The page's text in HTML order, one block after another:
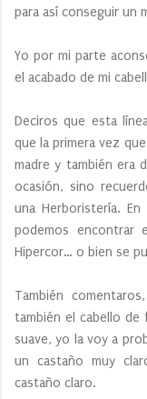
para así conseguir un
Yo por mi parte
el acabado de mi
Deciros que esta
que la primera vez
madre y también era
ocasión, sino
una Herboristería.
podemos encontrar
Hipercor… o bien se
También
también el cabello de
suave, yo la voy a
un castaño muy
castaño claro.